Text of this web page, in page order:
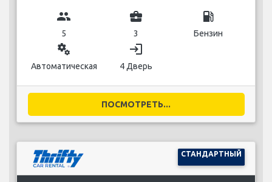
group
5
business_center
3
local_gas_station
Бензин
miscellaneous_services
Автоматическая
login
4 Дверь
ПОСМОТРЕТЬ...
СТАНДАРТНЫЙ